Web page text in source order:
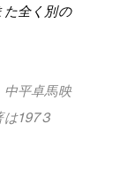
全く別の
平卓馬映
は1973